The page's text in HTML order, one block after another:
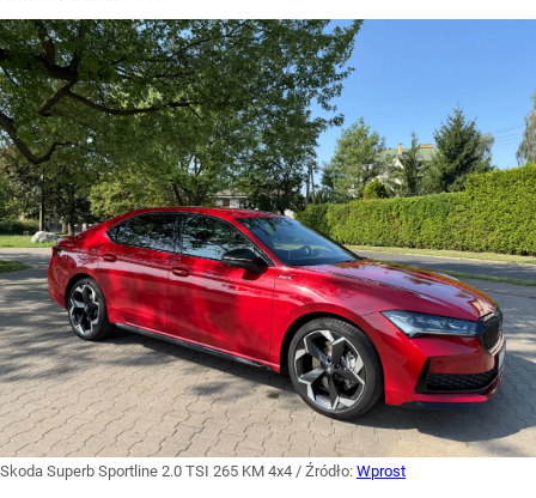
Skoda Superb Sportline 2.0 TSI 265 KM 4x4 / Źródło: Wprost